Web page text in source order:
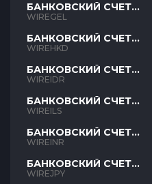
БАНКОВСКИЙ СЧЕТ
GEL
WIREGEL
БАНКОВСКИЙ СЧЕТ
HKD
WIREHKD
БАНКОВСКИЙ СЧЕТ
IDR
WIREIDR
БАНКОВСКИЙ СЧЕТ
ILS
WIREILS
БАНКОВСКИЙ СЧЕТ
INR
WIREINR
БАНКОВСКИЙ СЧЕТ
JPY
WIREJPY